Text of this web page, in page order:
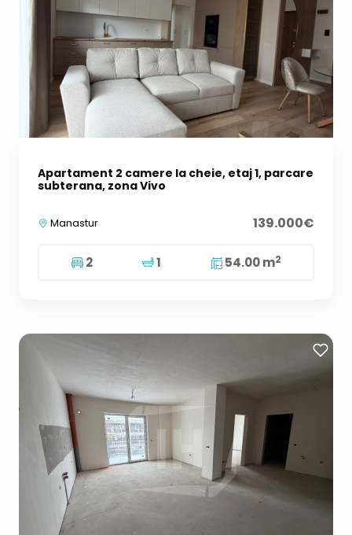
Apartament 2 camere la cheie, etaj 1, parcare
subterana, zona Vivo
Manastur 139.000€
2 1 54.00 m2